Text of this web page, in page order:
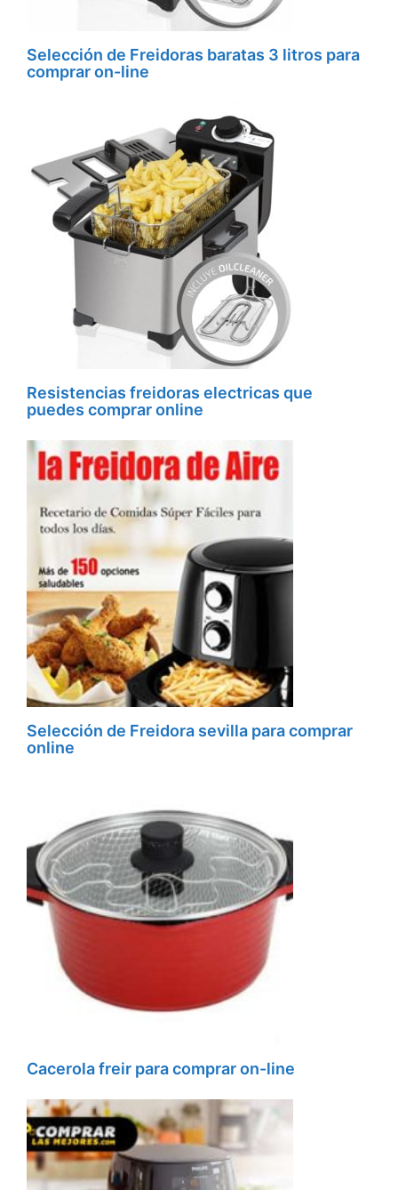
Selección de Freidoras baratas 3 litros para
comprar on-line
Resistencias freidoras electricas que
puedes comprar online
Selección de Freidora sevilla para comprar
online
Cacerola freir para comprar on-line